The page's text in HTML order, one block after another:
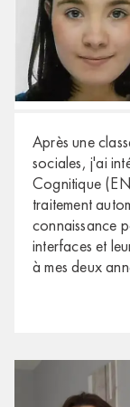
Après une
sociales, j'ai
Cognitique
traitement
connaissance
interfaces et
à mes deux